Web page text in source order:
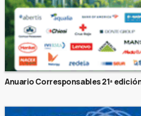
Anuario Corresponsables 21ª